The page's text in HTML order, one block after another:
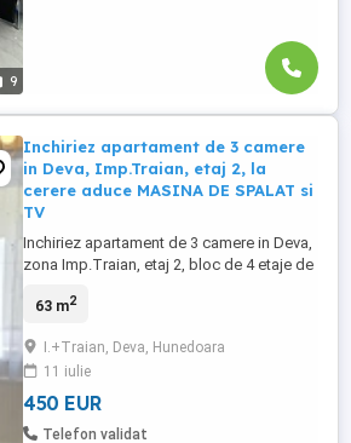
9
Inchiriez apartament de 3 camere
in Deva, Imp.Traian, etaj 2, la
cerere aduce MASINA DE SPALAT si
TV
Inchiriez apartament de 3 camere in Deva,
zona Imp.Traian, etaj 2, bloc de 4 etaje de
suprafata utila 63 mp + 2 balcoane, o
tamplarie PVC cu geam termopan tripan,
instalatie de aer conditionat, parchet,
gresie, faianta, ...
63 m2
I.+Traian, Deva, Hunedoara
11 iulie
450 EUR
Telefon validat